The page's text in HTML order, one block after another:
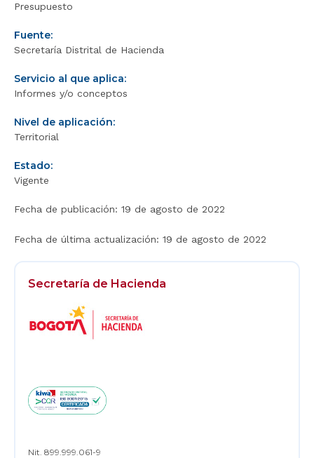
Presupuesto
Fuente:
Secretaría Distrital de Hacienda
Servicio al que aplica:
Informes y/o conceptos
Nivel de aplicación:
Territorial
Estado:
Vigente
Fecha de publicación: 19 de agosto de 2022
Fecha de última actualización: 19 de agosto de 2022
Secretaría de Hacienda
Nit. 899.999.061-9